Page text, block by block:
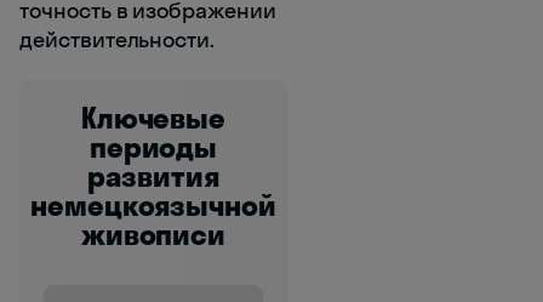
точность в изображении
действительности.
Ключевые
периоды
развития
немецкоязычной
живописи